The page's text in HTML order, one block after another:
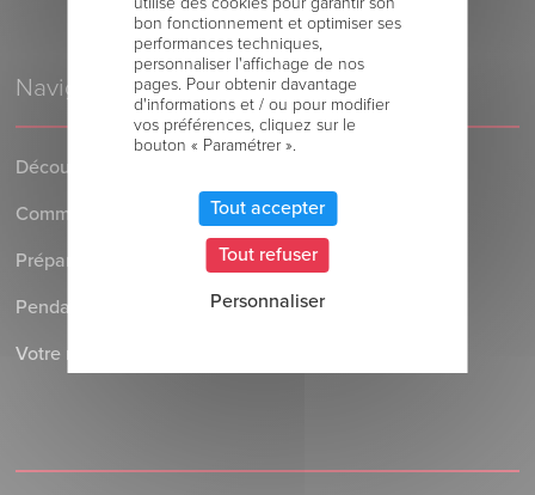
Navigation
Découvrez le Centre Hospitalier
Comment venir au Centre Hospitalier
Préparer votre séjour à l’Hôpital
Pendant votre séjour à l’Hôpital
Votre retour au domicile
bon fonctionnement et optimiser ses
performances techniques,
personnaliser l'affichage de nos
pages. Pour obtenir davantage
d'informations et / ou pour modifier
vos préférences, cliquez sur le
bouton « Paramétrer ».
Tout accepter
Tout refuser
Personnaliser